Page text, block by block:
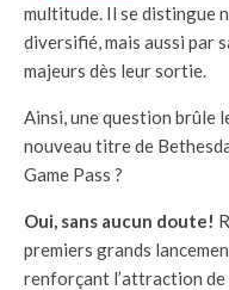
multitude. Il se distingue
diversifié, mais aussi par
majeurs dès leur sortie.
Ainsi, une question brûle
nouveau titre de
Game Pass ?
Oui, sans aucun doute!
premiers grands
renforçant l’attraction de